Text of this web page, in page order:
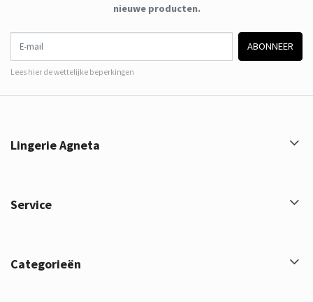
nieuwe producten.
ABONNEER
Lees hier de wettelijke beperkingen
Lingerie Agneta
Service
Categorieën